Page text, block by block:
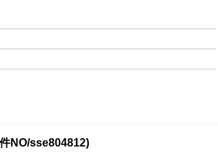
NO/sse804812)